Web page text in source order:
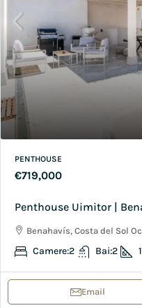
PENTHOUSE
€719,000
Penthouse Uimitor |
Benahavís, Costa del Sol
Camere:2 Bai:2
Email